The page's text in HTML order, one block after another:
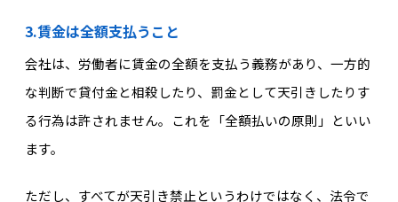
3.賃金は全額支払うこと
会社は、労働者に賃金の全額を支払う義務があり、一方的
な判断で貸付金と相殺したり、罰金として天引きしたりす
る行為は許されません。これを「全額払いの原則」といい
ます。
ただし、すべてが天引き禁止というわけではなく、法令で